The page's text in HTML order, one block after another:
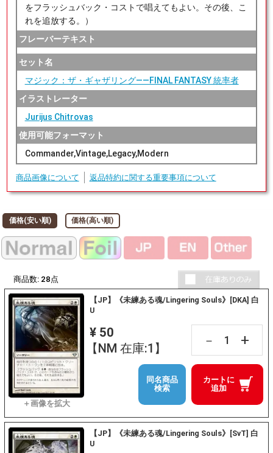
をフラッシュバック・コストで唱えてもよい。その後、こ
れを追放する。）
フレーバーテキスト
セット名
マジック：ザ・ギャザリング——FINAL FANTASY 統率者
イラストレーター
Jurijus Chitrovas
使用可能フォーマット
Commander,Vintage,Legacy,Modern
商品画像について 返品特約に関する重要事項について
価格(安い順) 価格(高い順)
商品数: 28 点
【JP】《未練ある魂/Lingering Souls》[DKA] 白
U
¥ 50
【NM 在庫:1】
－ +
カートに
追加
同名商品
検索
【JP】《未練ある魂/Lingering Souls》[SvT] 白
U